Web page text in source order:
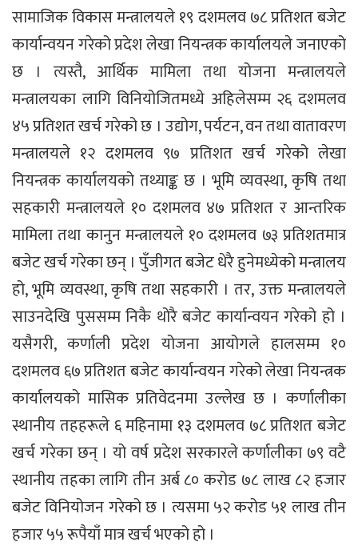
सामाजिक विकास मन्त्रालयले १९ दशमलव ७८ प्रतिशत बजेट
कार्यान्वयन गरेको प्रदेश लेखा नियन्त्रक कार्यालयले जनाएको
छ । त्यस्तै, आर्थिक मामिला तथा योजना मन्त्रालयले
मन्त्रालयका लागि विनियोजितमध्ये अहिलेसम्म २६ दशमलव
४५ प्रतिशत खर्च गरेको छ । उद्योग, पर्यटन, वन तथा वातावरण
मन्त्रालयले १२ दशमलव ९७ प्रतिशत खर्च गरेको लेखा
नियन्त्रक कार्यालयको तथ्याङ्क छ । भूमि व्यवस्था, कृषि तथा
सहकारी मन्त्रालयले १० दशमलव ४७ प्रतिशत र आन्तरिक
मामिला तथा कानुन मन्त्रालयले १० दशमलव ७३ प्रतिशतमात्र
बजेट खर्च गरेका छन् । पुँजीगत बजेट धेरै हुनेमध्येको मन्त्रालय
हो, भूमि व्यवस्था, कृषि तथा सहकारी । तर, उक्त मन्त्रालयले
साउनदेखि पुससम्म निकै थोरै बजेट कार्यान्वयन गरेको हो ।
यसैगरी, कर्णाली प्रदेश योजना आयोगले हालसम्म १०
दशमलव ६७ प्रतिशत बजेट कार्यान्वयन गरेको लेखा नियन्त्रक
कार्यालयको मासिक प्रतिवेदनमा उल्लेख छ । कर्णालीका
स्थानीय तहहरूले ६ महिनामा १३ दशमलव ७८ प्रतिशत बजेट
खर्च गरेका छन् । यो वर्ष प्रदेश सरकारले कर्णालीका ७९ वटै
स्थानीय तहका लागि तीन अर्ब ८० करोड ७८ लाख ८२ हजार
बजेट विनियोजन गरेको छ । त्यसमा ५२ करोड ५१ लाख तीन
हजार ५५ रूपैयाँ मात्र खर्च भएको हो ।